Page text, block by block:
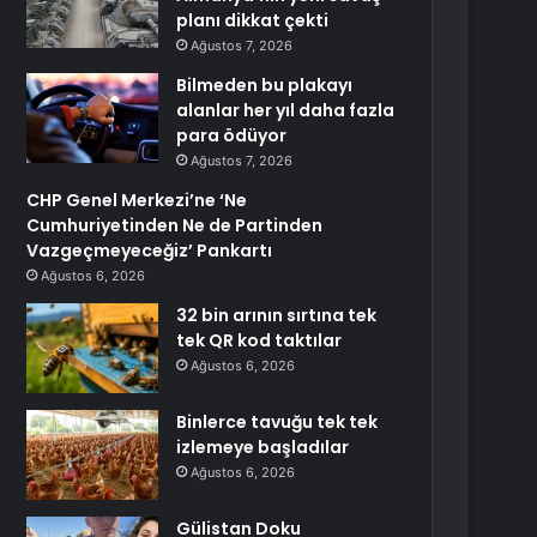
planı dikkat çekti
Ağustos 7, 2026
Bilmeden bu plakayı
alanlar her yıl daha fazla
para ödüyor
Ağustos 7, 2026
CHP Genel Merkezi’ne ‘Ne
Cumhuriyetinden Ne de Partinden
Vazgeçmeyeceğiz’ Pankartı
Ağustos 6, 2026
32 bin arının sırtına tek
tek QR kod taktılar
Ağustos 6, 2026
Binlerce tavuğu tek tek
izlemeye başladılar
Ağustos 6, 2026
Gülistan Doku